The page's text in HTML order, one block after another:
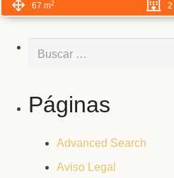
67 m2 2
Páginas
Advanced Search
Aviso Legal